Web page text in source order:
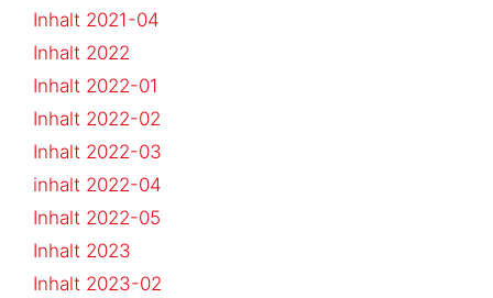
Inhalt 2021-04
Inhalt 2022
Inhalt 2022-01
Inhalt 2022-02
Inhalt 2022-03
inhalt 2022-04
Inhalt 2022-05
Inhalt 2023
Inhalt 2023-02